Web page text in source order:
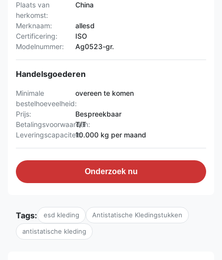
Plaats van
herkomst:
China
Merknaam:
allesd
Certificering:
ISO
Modelnummer:
Ag0523-gr.
Handelsgoederen
Minimale
bestelhoeveelheid:
overeen te komen
Prijs:
Bespreekbaar
Betalingsvoorwaarden:
T/T
Leveringscapaciteit:10.000 kg per maand
Onderzoek nu
Tags: esd kleding Antistatische Kledingstukken
antistatische kleding